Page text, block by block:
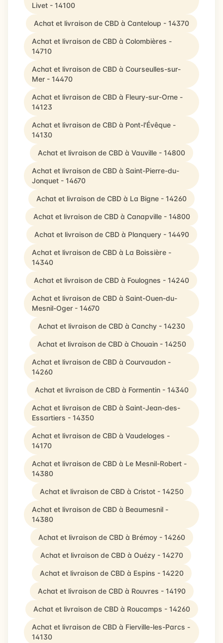
Livet - 14100
Achat et livraison de CBD à Canteloup - 14370
Achat et livraison de CBD à Colombières -
14710
Achat et livraison de CBD à Courseulles-sur-
Mer - 14470
Achat et livraison de CBD à Fleury-sur-Orne -
14123
Achat et livraison de CBD à Pont-l'Évêque -
14130
Achat et livraison de CBD à Vauville - 14800
Achat et livraison de CBD à Saint-Pierre-du-
Jonquet - 14670
Achat et livraison de CBD à La Bigne - 14260
Achat et livraison de CBD à Canapville - 14800
Achat et livraison de CBD à Planquery - 14490
Achat et livraison de CBD à La Boissière -
14340
Achat et livraison de CBD à Foulognes - 14240
Achat et livraison de CBD à Saint-Ouen-du-
Mesnil-Oger - 14670
Achat et livraison de CBD à Canchy - 14230
Achat et livraison de CBD à Chouain - 14250
Achat et livraison de CBD à Courvaudon -
14260
Achat et livraison de CBD à Formentin - 14340
Achat et livraison de CBD à Saint-Jean-des-
Essartiers - 14350
Achat et livraison de CBD à Vaudeloges -
14170
Achat et livraison de CBD à Le Mesnil-Robert -
14380
Achat et livraison de CBD à Cristot - 14250
Achat et livraison de CBD à Beaumesnil -
14380
Achat et livraison de CBD à Brémoy - 14260
Achat et livraison de CBD à Ouézy - 14270
Achat et livraison de CBD à Espins - 14220
Achat et livraison de CBD à Rouvres - 14190
Achat et livraison de CBD à Roucamps - 14260
Achat et livraison de CBD à Fierville-les-Parcs -
14130